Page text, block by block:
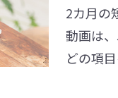
2カ月の
動画は
どの項